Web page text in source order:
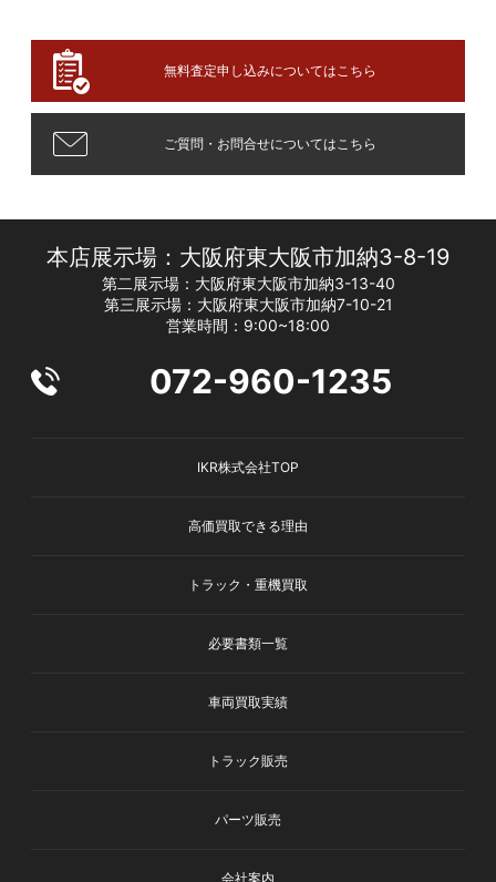
無料査定申し込みについてはこちら
ご質問・お問合せについてはこちら
本店展示場：大阪府東大阪市加納3-8-19
第二展示場：大阪府東大阪市加納3-13-40
第三展示場：大阪府東大阪市加納7-10-21
営業時間：9:00~18:00
072-960-1235
IKR株式会社TOP
高価買取できる理由
トラック・重機買取
必要書類一覧
車両買取実績
トラック販売
パーツ販売
会社案内